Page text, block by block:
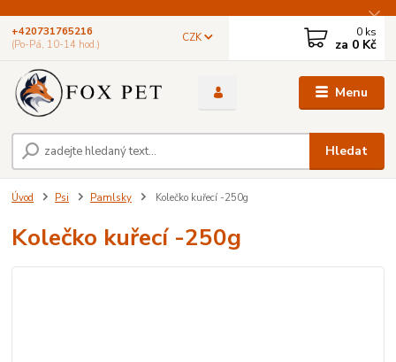
Menu
CZK
Hledat
+420731765216
(Po-Pá, 10-14 hod.)
0 ks
za 0 Kč
Úvod Psi Pamlsky Kolečko kuřecí -250g
Kolečko kuřecí -250g